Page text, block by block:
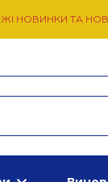
НОВИНКИ ТА